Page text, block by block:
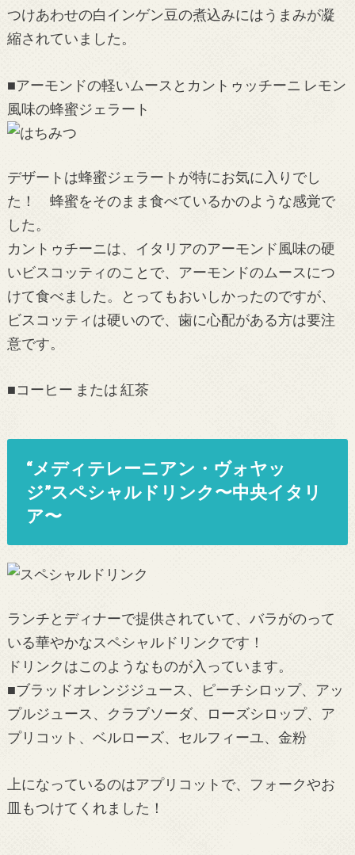
つけあわせの白インゲン豆の煮込みにはうまみが凝
縮されていました。
■アーモンドの軽いムースとカントゥッチーニ レモン
風味の蜂蜜ジェラート
デザートは蜂蜜ジェラートが特にお気に入りでし
た！ 蜂蜜をそのまま食べているかのような感覚で
した。
カントゥチーニは、イタリアのアーモンド風味の硬
いビスコッティのことで、アーモンドのムースにつ
けて食べました。とってもおいしかったのですが、
ビスコッティは硬いので、歯に心配がある方は要注
意です。
■コーヒー または 紅茶
“メディテレーニアン・ヴォヤッ
ジ”スペシャルドリンク〜中央イタリ
ア〜
ランチとディナーで提供されていて、バラがのって
いる華やかなスペシャルドリンクです！
ドリンクはこのようなものが入っています。
■ブラッドオレンジジュース、ピーチシロップ、アッ
プルジュース、クラブソーダ、ローズシロップ、ア
プリコット、ベルローズ、セルフィーユ、金粉
上になっているのはアプリコットで、フォークやお
皿もつけてくれました！